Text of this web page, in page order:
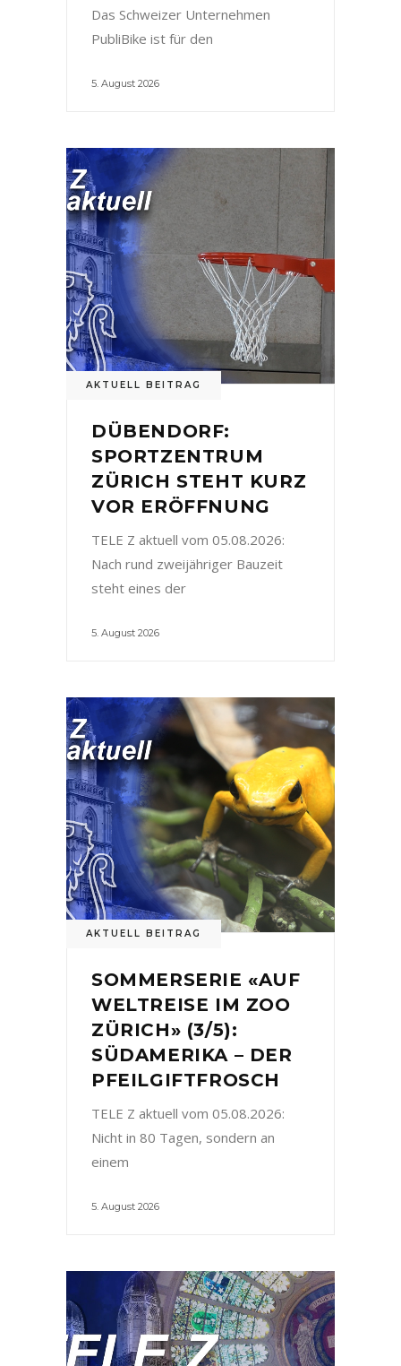
Das Schweizer Unternehmen
PubliBike ist für den
5. August 2026
AKTUELL BEITRAG
DÜBENDORF:
SPORTZENTRUM
ZÜRICH STEHT KURZ
VOR ERÖFFNUNG
TELE Z aktuell vom 05.08.2026:
Nach rund zweijähriger Bauzeit
steht eines der
5. August 2026
AKTUELL BEITRAG
SOMMERSERIE «AUF
WELTREISE IM ZOO
ZÜRICH» (3/5):
SÜDAMERIKA – DER
PFEILGIFTFROSCH
TELE Z aktuell vom 05.08.2026:
Nicht in 80 Tagen, sondern an
einem
5. August 2026